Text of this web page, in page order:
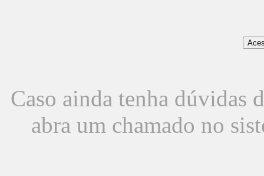
Caso ainda tenha dúvidas
abra um chamado no